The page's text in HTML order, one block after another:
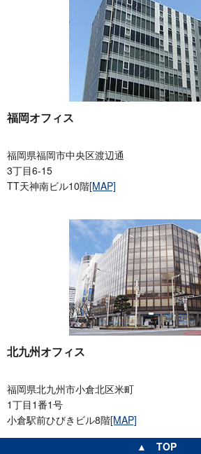
福岡オフィス
福岡県福岡市中央区渡辺通
3丁目6-15
TT天神南ビル10階[MAP]
北九州オフィス
福岡県北九州市小倉北区米町
1丁目1番1号
小倉駅前ひびきビル8階[MAP]
▲ TOP